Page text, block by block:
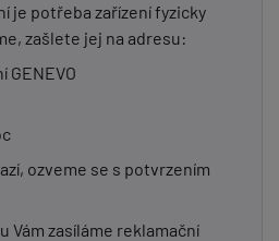
je potřeba zařízení fyzicky
zašlete jej na adresu:
GENEVO
ozveme se s potvrzením
Vám zasíláme reklamační